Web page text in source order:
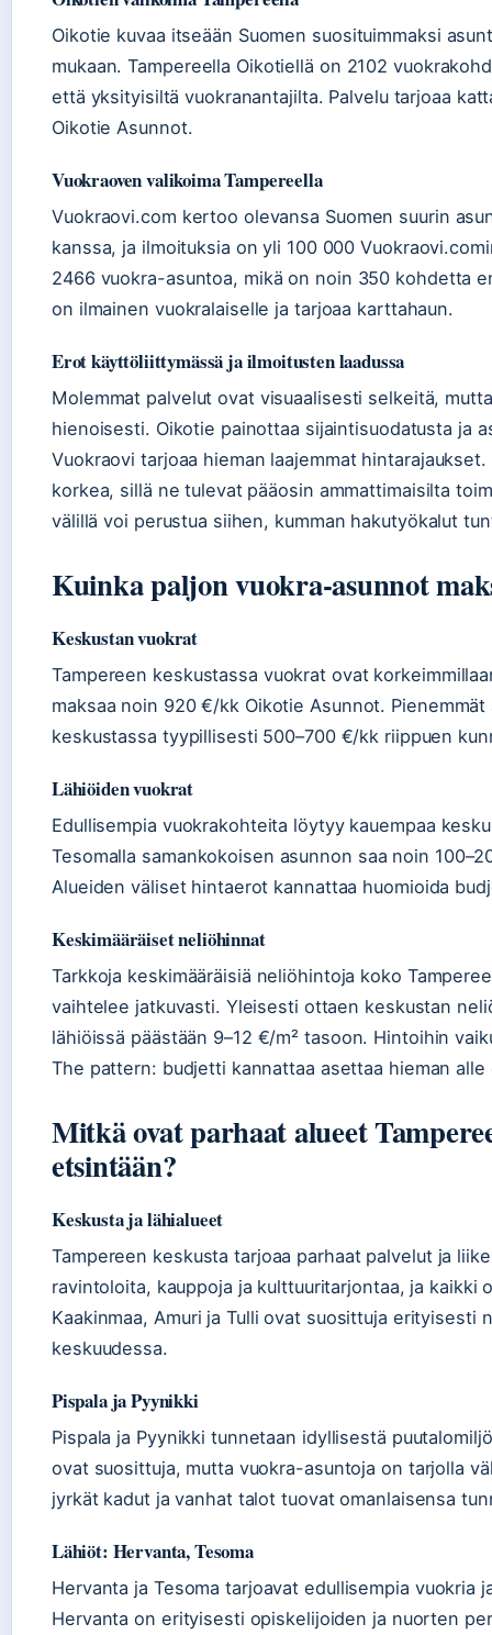
Oikotie kuvaa itseään Suomen suosituimmaksi
mukaan. Tampereella Oikotiellä on 2102
että yksityisiltä vuokranantajilta. Palvelu tarjoaa
Oikotie Asunnot.
Vuokraoven valikoima Tampereella
Vuokraovi.com kertoo olevansa Suomen suurin
kanssa, ja ilmoituksia on yli 100 000
2466 vuokra-asuntoa, mikä on noin 350 kohdetta
on ilmainen vuokralaiselle ja tarjoaa karttahaun.
Erot käyttöliittymässä ja ilmoitusten laadussa
Molemmat palvelut ovat visuaalisesti selkeitä,
hienoisesti. Oikotie painottaa sijaintisuodatusta ja
Vuokraovi tarjoaa hieman laajemmat
korkea, sillä ne tulevat pääosin ammattimaisilta
välillä voi perustua siihen, kumman hakutyökalut
Kuinka paljon vuokra-asunnot
Keskustan vuokrat
Tampereen keskustassa vuokrat ovat
maksaa noin 920 €/kk Oikotie Asunnot.
keskustassa tyypillisesti 500–700 €/kk riippuen
Lähiöiden vuokrat
Edullisempia vuokrakohteita löytyy kauempaa
Tesomalla samankokoisen asunnon saa noin
Alueiden väliset hintaerot kannattaa huomioida
Keskimääräiset neliöhinnat
Tarkkoja keskimääräisiä neliöhintoja koko
vaihtelee jatkuvasti. Yleisesti ottaen keskustan
lähiöissä päästään 9–12 €/m² tasoon. Hintoihin
The pattern: budjetti kannattaa asettaa hieman alle
Mitkä ovat parhaat alueet
etsintään?
Keskusta ja lähialueet
Tampereen keskusta tarjoaa parhaat palvelut ja
ravintoloita, kauppoja ja kulttuuritarjontaa, ja kaikki
Kaakinmaa, Amuri ja Tulli ovat suosittuja erityisesti
keskuudessa.
Pispala ja Pyynikki
Pispala ja Pyynikki tunnetaan idyllisestä
ovat suosittuja, mutta vuokra-asuntoja on tarjolla
jyrkät kadut ja vanhat talot tuovat omanlaisensa
Lähiöt: Hervanta, Tesoma
Hervanta ja Tesoma tarjoavat edullisempia
Hervanta on erityisesti opiskelijoiden ja nuorten